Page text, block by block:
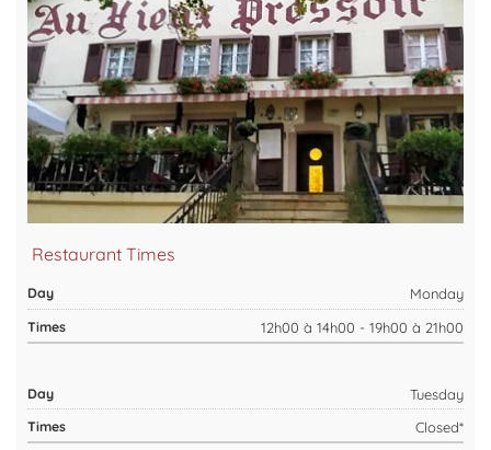
Restaurant Times
Monday
12h00 à 14h00 - 19h00 à 21h00
Tuesday
Closed*